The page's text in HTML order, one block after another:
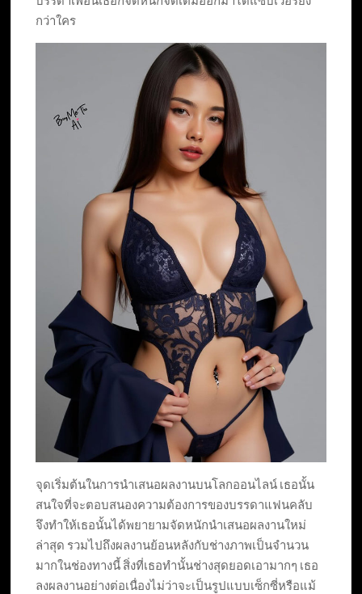
กว่าใคร
จุดเริ่มต้นในการนำเสนอผลงานบนโลกออนไลน์ เธอนั้น
สนใจที่จะตอบสนองความต้องการของบรรดาแฟนคลับ
จึงทำให้เธอนั้นได้พยายามจัดหนักนำเสนอผลงานใหม่
ล่าสุด รวมไปถึงผลงานย้อนหลังกับช่างภาพเป็นจำนวน
มากในช่องทางนี้ สิ่งที่เธอทำนั้นช่างสุดยอดเอามากๆ เธอ
ลงผลงานอย่างต่อเนื่องไม่ว่าจะเป็นรูปแบบเซ็กซี่หรือแม้